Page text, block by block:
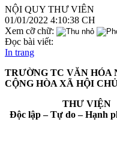
NỘI QUY THƯ VIÊN
01/01/2022 4:10:38 CH
Xem cỡ chữ:
Đọc bài viết:
In trang
TRƯỜNG TC VĂN
CỘNG HÒA XÃ HỘI
Độc lập – Tự do – Hạnh